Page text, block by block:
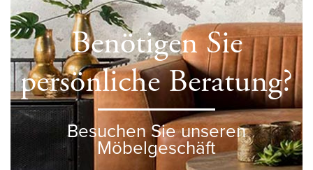
Benötigen Sie
persönliche Beratung?
Besuchen Sie unseren
Möbelgeschäft